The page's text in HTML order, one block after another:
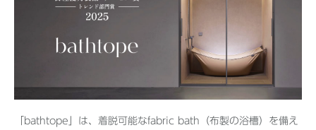
グローバル製品ニュース
Before 2020
「bathtope」は、着脱可能なfabric bath（布製の浴槽）を備え